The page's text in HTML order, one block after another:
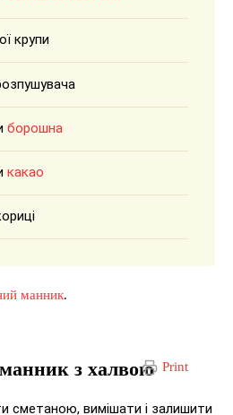
крупи
борошна
какао
манник.
Print
з халвою
сметаною, вимішати і залишити